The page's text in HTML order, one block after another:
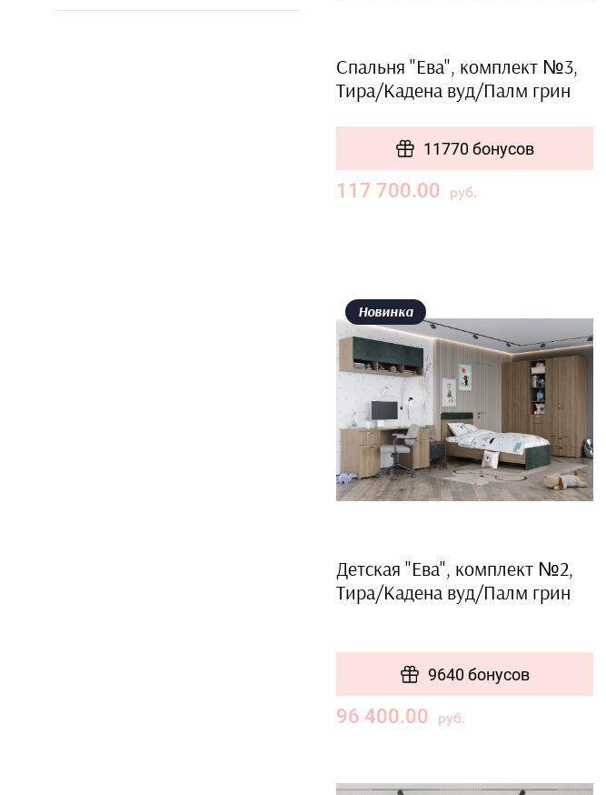
Спальня "Ева", комплект №3,
Тира/Кадена вуд/Палм грин
11770 бонусов
117 700.00 руб.
Новинка
Детская "Ева", комплект №2,
Тира/Кадена вуд/Палм грин
9640 бонусов
96 400.00 руб.